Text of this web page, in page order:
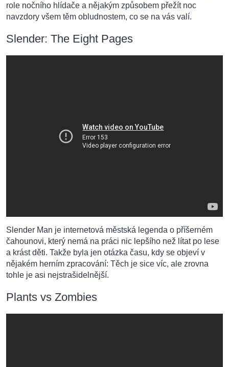
role nočního hlídače a nějakým způsobem přežít noc
navzdory všem těm obludnostem, co se na vás valí.
Slender: The Eight Pages
Slender Man je internetová městská legenda o příšerném
čahounovi, který nemá na práci nic lepšího než lítat po lese
a krást děti. Takže byla jen otázka času, kdy se objeví v
nějakém herním zpracování: Těch je sice víc, ale zrovna
tohle je asi nejstrašidelnější.
Plants vs Zombies